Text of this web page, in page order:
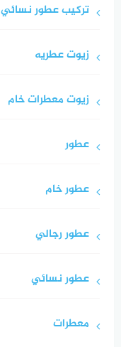
تركيب عطور نسائي
زيوت عطريه
زيوت معطرات خام
عطور
عطور خام
عطور رجالي
عطور نسائي
معطرات